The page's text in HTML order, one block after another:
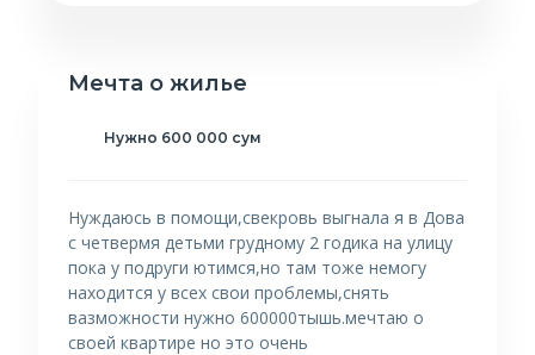
Мечта о жилье
Нужно 600 000 сум
Нуждаюсь в помощи,свекровь выгнала я в Дова
с четвермя детьми грудному 2 годика на улицу
пока у подруги ютимся,но там тоже немогу
находится у всех свои проблемы,снять
вазможности нужно 600000тышь.мечтаю о
своей квартире но это очень